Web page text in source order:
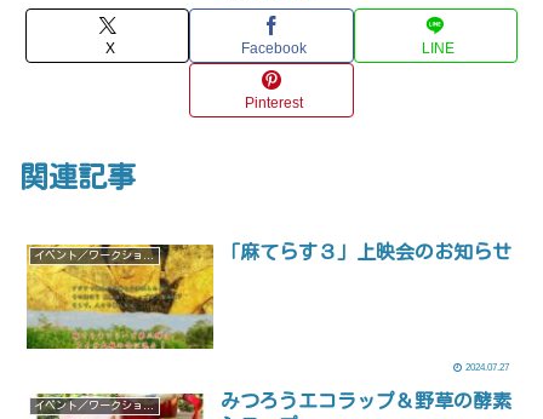
X Facebook LINE
Pinterest
関連記事
イベント／ワークショップ 「麻てらす３」上映会のお知らせ
2024.07.27
イベント／ワークショップ
みつろうエコラップ＆野草の酵素